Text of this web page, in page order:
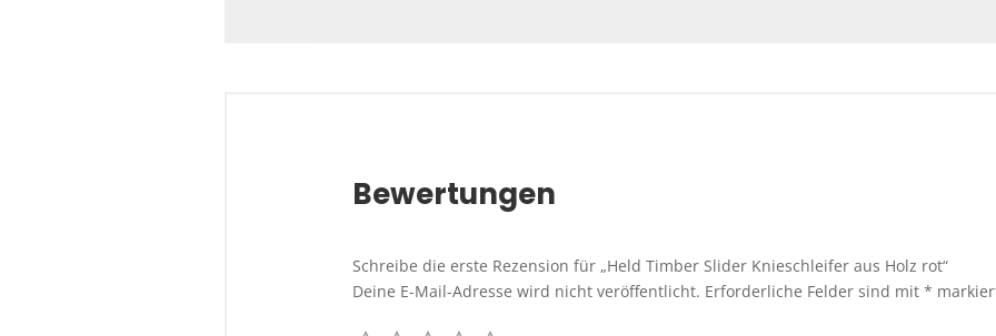
Bewertungen
Schreibe die erste Rezension für „Held Timber Slider Knieschleifer aus Holz rot“
Deine E-Mail-Adresse wird nicht veröffentlicht. Erforderliche Felder sind mit*